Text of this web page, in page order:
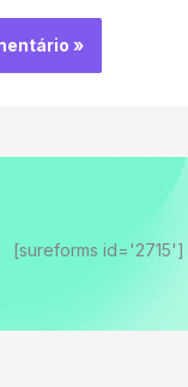
[sureforms id='2715']